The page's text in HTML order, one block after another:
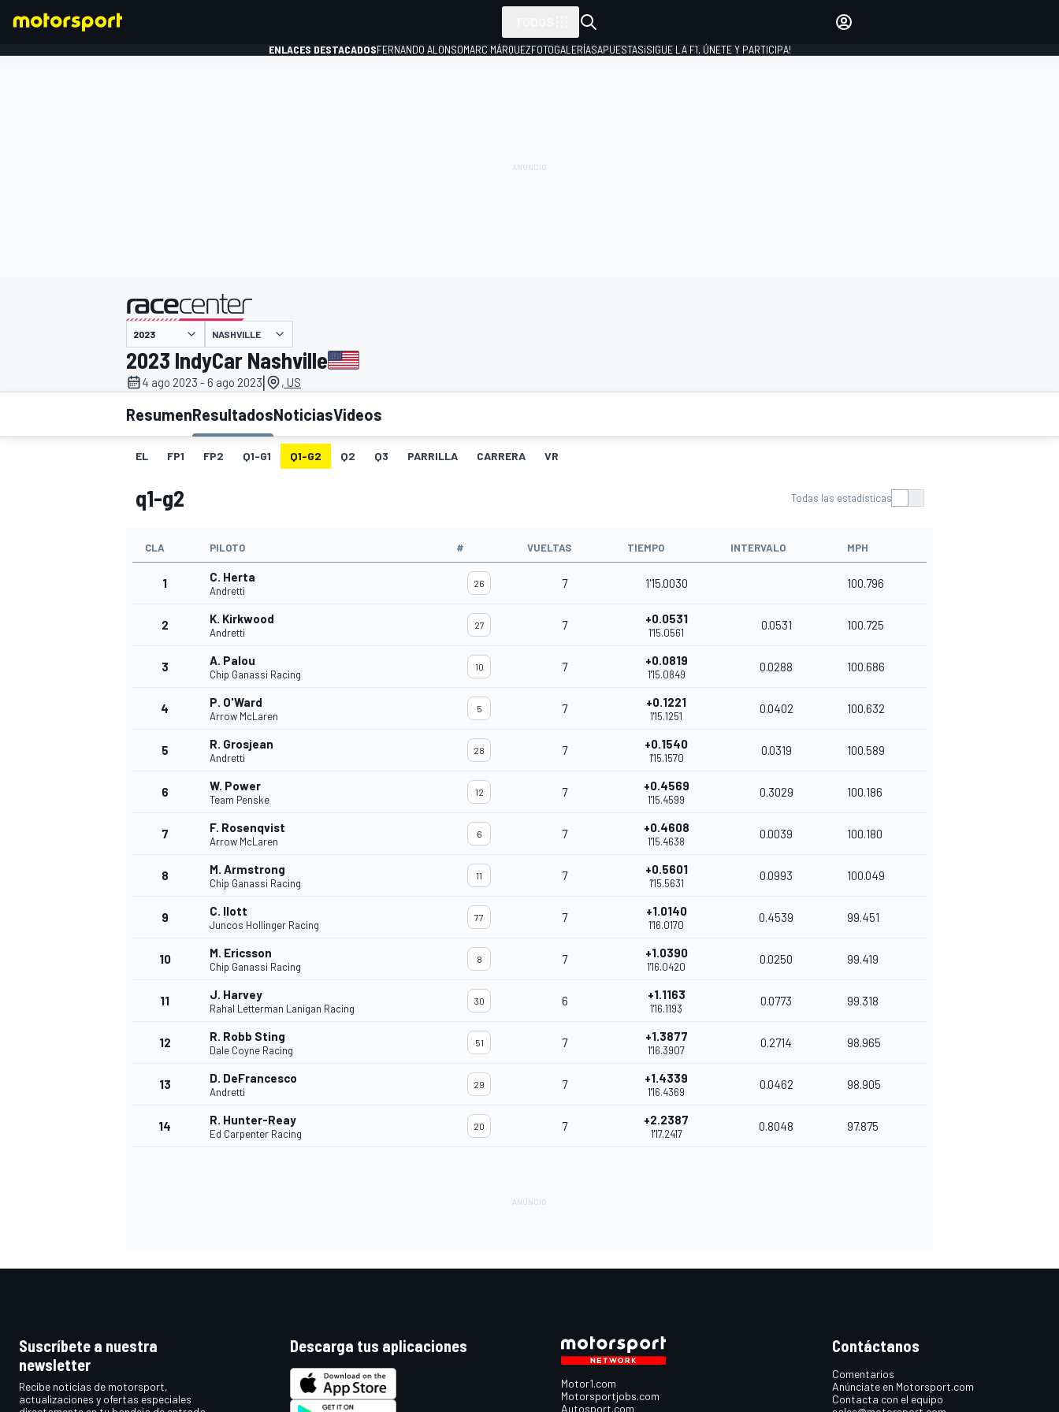
INDYCAR WRC
ENLACES DESTACADOSFERNANDO ALONSOMARC MÁRQUEZFOTOGALERÍASAPUESTAS¡SIGUE LA F1, ÚNETE Y PARTICIPA!
presentado por
NASHVILLE
2023 IndyCar Nashville
4 ago 2023 - 6 ago 2023| , US
ResumenResultadosNoticiasVideos
EL FP1 FP2 Q1-G1 Q1-G2 Q2 Q3 PARRILLA CARRERA VR
q1-g2 Todas las estadísticas
CLA PILOTO # VUELTAS TIEMPO INTERVALO MPH
1 C. Herta
Andretti
26 7 1'15.0030 100.796
2 K. Kirkwood
Andretti
27 7 +0.0531
1'15.0561
0.0531 100.725
3 A. Palou
Chip Ganassi Racing
10 7 +0.0819
1'15.0849
0.0288 100.686
4 P. O'Ward
Arrow McLaren
5 7 +0.1221
1'15.1251
0.0402 100.632
5 R. Grosjean
Andretti
28 7 +0.1540
1'15.1570
0.0319 100.589
6 W. Power
Team Penske
12 7 +0.4569
1'15.4599
0.3029 100.186
7 F. Rosenqvist
Arrow McLaren
6 7 +0.4608
1'15.4638
0.0039 100.180
8 M. Armstrong
Chip Ganassi Racing
11 7 +0.5601
1'15.5631
0.0993 100.049
9 C. Ilott
Juncos Hollinger Racing
77 7 +1.0140
1'16.0170
0.4539 99.451
10 M. Ericsson
Chip Ganassi Racing
8 7 +1.0390
1'16.0420
0.0250 99.419
11 J. Harvey
Rahal Letterman Lanigan Racing
30 6 +1.1163
1'16.1193
0.0773 99.318
12 R. Robb Sting
Dale Coyne Racing
51 7 +1.3877
1'16.3907
0.2714 98.965
13 D. DeFrancesco
Andretti
29 7 +1.4339
1'16.4369
0.0462 98.905
14 R. Hunter-Reay
Ed Carpenter Racing
20 7 +2.2387
1'17.2417
0.8048 97.875
Suscríbete a nuestra
newsletter
Recibe noticias de motorsport,
actualizaciones y ofertas especiales
Descarga tus aplicaciones
Motor1.com
Motorsportjobs.com
Autosport.com
Contáctanos
Comentarios
Anúnciate en Motorsport.com
Contacta con el equipo